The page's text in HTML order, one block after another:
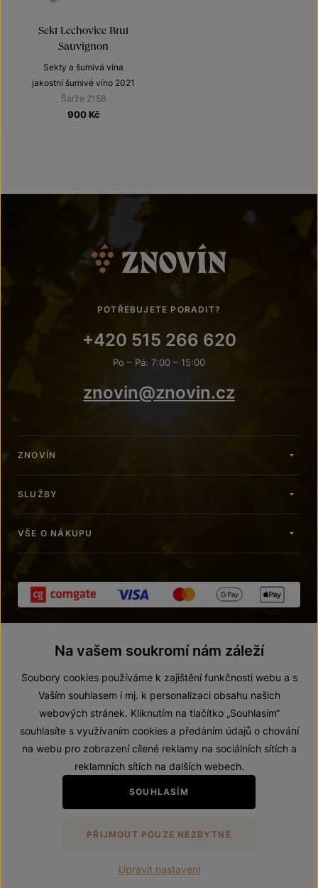
Sekt Lechovice Brut
Sauvignon
Sekty a šumivá vína
jakostní šumivé víno 2021
Šarže 2158
900 Kč
POTŘEBUJETE PORADIT?
+420 515 266 620
Po – Pá: 7:00 – 15:00
znovin@znovin.cz
ZNOVÍN
SLUŽBY
VŠE O NÁKUPU
© 2026 ZNOVÍN ZNOJMO, a. s.
Prohlášení o přístupnosti
Zákaz prodeje alkoholických nápojů osobám mladším 18 let.
VytvořilwebProgress
Na vašem soukromí nám záleží
Soubory cookies používáme k zajištění funkčnosti webu a s
Vaším souhlasem i mj. k personalizaci obsahu našich
webových stránek. Kliknutím na tlačítko „Souhlasím“
souhlasíte s využívaním cookies a předáním údajů o chování
na webu pro zobrazení cílené reklamy na sociálních sítích a
reklamních sítích na dalších webech.
SOUHLASÍM
PŘIJMOUT POUZE NEZBYTNÉ
Upravit nastavení